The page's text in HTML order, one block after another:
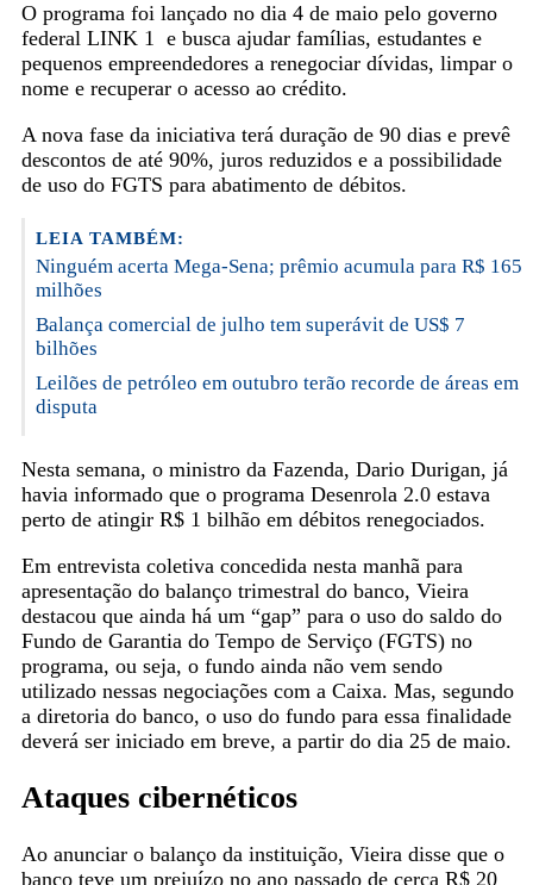
O programa foi lançado no dia 4 de maio pelo governo
federal LINK 1 e busca ajudar famílias, estudantes e
pequenos empreendedores a renegociar dívidas, limpar o
nome e recuperar o acesso ao crédito.
A nova fase da iniciativa terá duração de 90 dias e prevê
descontos de até 90%, juros reduzidos e a possibilidade
de uso do FGTS para abatimento de débitos.
LEIA TAMBÉM:
Ninguém acerta Mega-Sena; prêmio acumula para R$ 165
milhões
Balança comercial de julho tem superávit de US$ 7
bilhões
Leilões de petróleo em outubro terão recorde de áreas em
disputa
Nesta semana, o ministro da Fazenda, Dario Durigan, já
havia informado que o programa Desenrola 2.0 estava
perto de atingir R$ 1 bilhão em débitos renegociados.
Em entrevista coletiva concedida nesta manhã para
apresentação do balanço trimestral do banco, Vieira
destacou que ainda há um “gap” para o uso do saldo do
Fundo de Garantia do Tempo de Serviço (FGTS) no
programa, ou seja, o fundo ainda não vem sendo
utilizado nessas negociações com a Caixa. Mas, segundo
a diretoria do banco, o uso do fundo para essa finalidade
deverá ser iniciado em breve, a partir do dia 25 de maio.
Ataques cibernéticos
Ao anunciar o balanço da instituição, Vieira disse que o
banco teve um prejuízo no ano passado de cerca R$ 20